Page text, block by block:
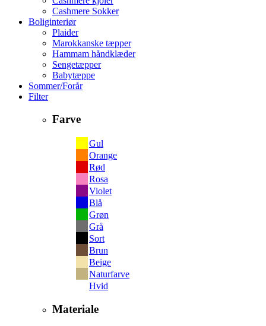
Cashmere Sokker
Boliginteriør
Plaider
Marokkanske tæpper
Hammam håndklæder
Sengetæpper
Babytæppe
Sommer/Forår
Filter
Farve
Gul
Orange
Rød
Rosa
Violet
Blå
Grøn
Grå
Sort
Brun
Beige
Naturfarve
Hvid
Materiale